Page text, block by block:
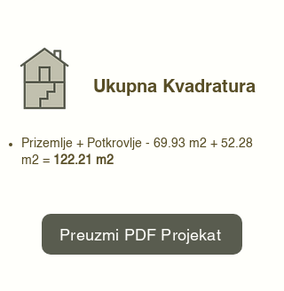
Ukupna Kvadratura
Prizemlje + Potkrovlje - 69.93 m2 + 52.28
m2 = 122.21 m2
Preuzmi PDF Projekat